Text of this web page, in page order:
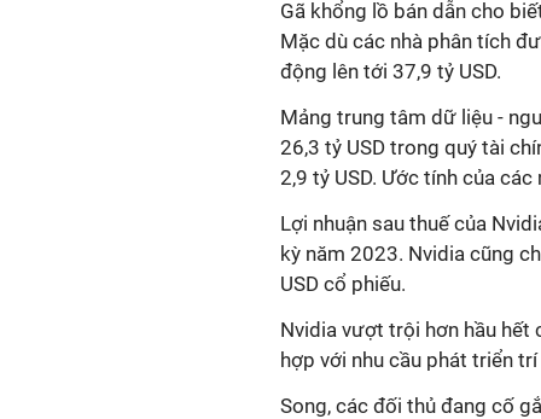
Gã khổng lồ bán dẫn cho
Mặc dù các nhà phân tích
động lên tới 37,9 tỷ USD.
Mảng trung tâm dữ liệu -
26,3 tỷ USD trong quý tài
2,9 tỷ USD. Ước tính của
Lợi nhuận sau thuế của
kỳ năm 2023. Nvidia cũng
USD cổ phiếu.
Nvidia vượt trội hơn hầu hết
hợp với nhu cầu phát triển
Song, các đối thủ đang cố